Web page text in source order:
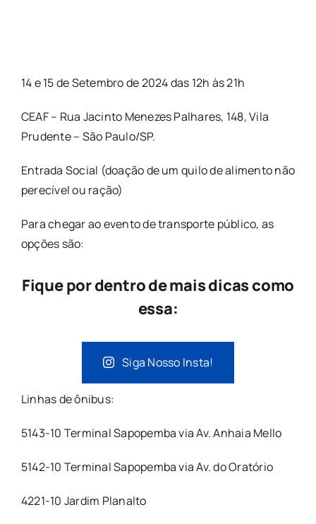
14 e 15 de Setembro de 2024 das 12h às 21h
CEAF – Rua Jacinto Menezes Palhares, 148, Vila
Prudente – São Paulo/SP.
Entrada Social (doação de um quilo de alimento não
perecível ou ração)
Para chegar ao evento de transporte público, as
opções são:
Fique por dentro de mais dicas como
essa:
Siga Nosso Insta!
Linhas de ônibus:
5143-10 Terminal Sapopemba via Av. Anhaia Mello
5142-10 Terminal Sapopemba via Av. do Oratório
4221-10 Jardim Planalto